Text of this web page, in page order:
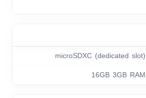
microSDXC (dedicated slot)
16GB 3GB RAM